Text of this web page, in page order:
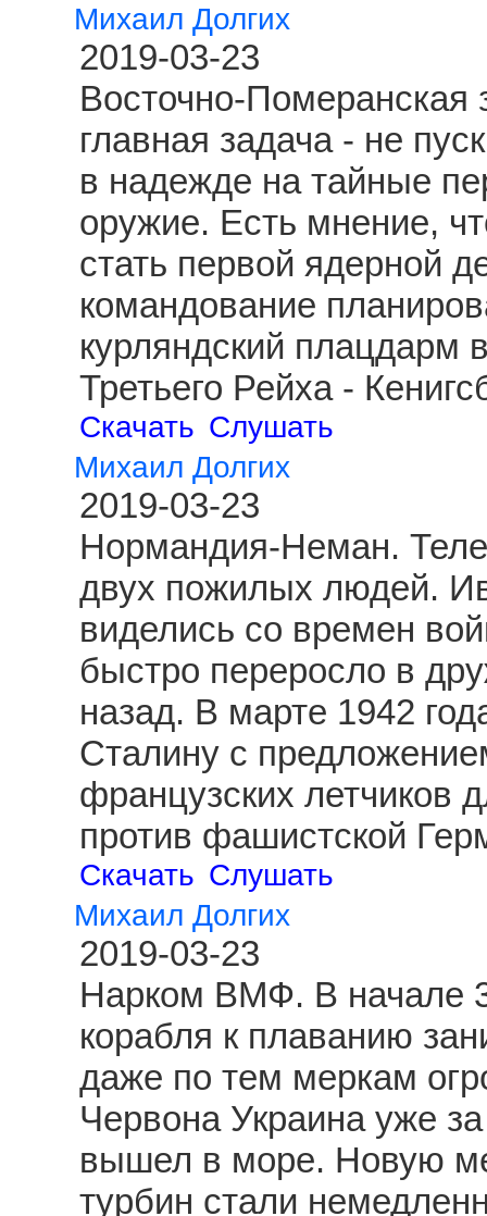
Михаил Долгих
2019-03-23
Восточно-Померанская
главная задача - не
в надежде на тайные
оружие. Есть мнение,
стать первой ядерной
командование
курляндский плацдарм
Третьего Рейха -
Скачать Слушать
Михаил Долгих
2019-03-23
Нормандия-Неман.
двух пожилых людей.
виделись со времен
быстро переросло в
назад. В марте 1942
Сталину с
французских летчиков
против фашистской
Скачать Слушать
Михаил Долгих
2019-03-23
Нарком ВМФ. В начале
корабля к плаванию
даже по тем меркам
Червона Украина уже
вышел в море. Новую
турбин стали